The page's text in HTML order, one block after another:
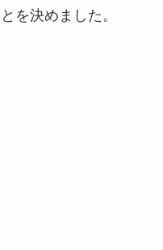
を決めました。